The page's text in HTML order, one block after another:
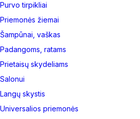
Purvo tirpikliai
Priemonės žiemai
Šampūnai, vaškas
Padangoms, ratams
Prietaisų skydeliams
Salonui
Langų skystis
Universalios priemonės